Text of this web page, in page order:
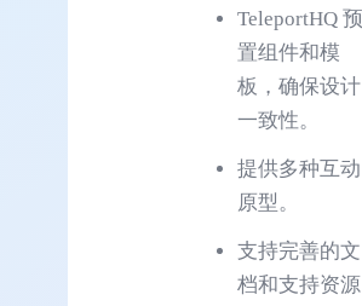
TeleportHQ 预
置组件和模
板，确保设计
一致性。
提供多种互动
原型。
支持完善的文
档和支持资源